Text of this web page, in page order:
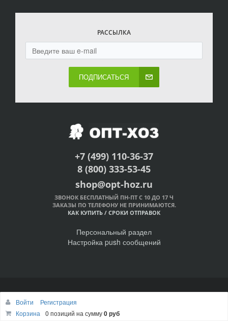
РАССЫЛКА
ПОДПИСАТЬСЯ
+7 (499) 110-36-37
8 (800) 333-53-45
shop@opt-hoz.ru
ЗВОНОК БЕСПЛАТНЫЙ ПН-ПТ С 10 ДО 17 Ч
ЗАКАЗЫ ПО ТЕЛЕФОНУ НЕ ПРИНИМАЮТСЯ.
КАК КУПИТЬ / СРОКИ ОТПРАВОК
Персональный раздел
Настройка push сообщений
© Интернет-магазин ОПТ-ХОЗ, 2011-2026
Войти
Регистрация
Корзина
0 позиций на сумму0 руб